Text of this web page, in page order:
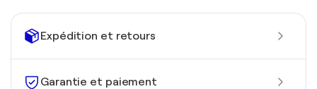
Expédition et retours
Garantie et paiement